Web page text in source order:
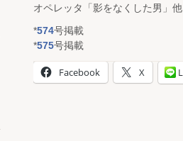
オペレッタ「影をなくした男」他
*574号掲載
*575号掲載
Facebook X